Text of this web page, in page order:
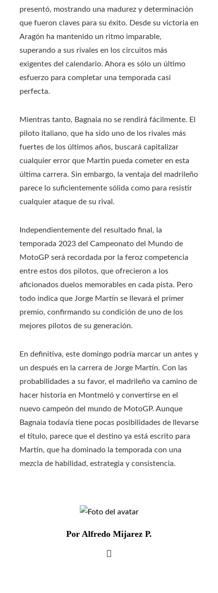
presentó, mostrando una madurez y determinación
que fueron claves para su éxito. Desde su victoria en
Aragón ha mantenido un ritmo imparable,
superando a sus rivales en los circuitos más
exigentes del calendario. Ahora es sólo un último
esfuerzo para completar una temporada casi
perfecta.
Mientras tanto, Bagnaia no se rendirá fácilmente. El
piloto italiano, que ha sido uno de los rivales más
fuertes de los últimos años, buscará capitalizar
cualquier error que Martin pueda cometer en esta
última carrera. Sin embargo, la ventaja del madrileño
parece lo suficientemente sólida como para resistir
cualquier ataque de su rival.
Independientemente del resultado final, la
temporada 2023 del Campeonato del Mundo de
MotoGP será recordada por la feroz competencia
entre estos dos pilotos, que ofrecieron a los
aficionados duelos memorables en cada pista. Pero
todo indica que Jorge Martín se llevará el primer
premio, confirmando su condición de uno de los
mejores pilotos de su generación.
En definitiva, este domingo podría marcar un antes y
un después en la carrera de Jorge Martín. Con las
probabilidades a su favor, el madrileño va camino de
hacer historia en Montmeló y convertirse en el
nuevo campeón del mundo de MotoGP. Aunque
Bagnaia todavía tiene pocas posibilidades de llevarse
el título, parece que el destino ya está escrito para
Martín, que ha dominado la temporada con una
mezcla de habilidad, estrategia y consistencia.
Por Alfredo Mijarez P.